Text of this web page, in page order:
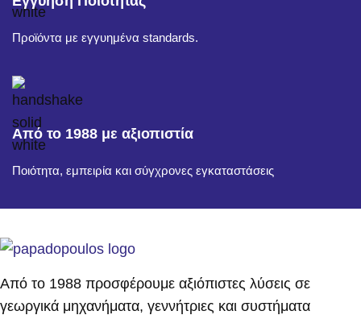
Προϊόντα με εγγυημένα standards.
Από το 1988 με αξιοπιστία
Ποιότητα, εμπειρία και σύγχρονες εγκαταστάσεις
Από το 1988 προσφέρουμε αξιόπιστες λύσεις σε
γεωργικά μηχανήματα, γεννήτριες και συστήματα